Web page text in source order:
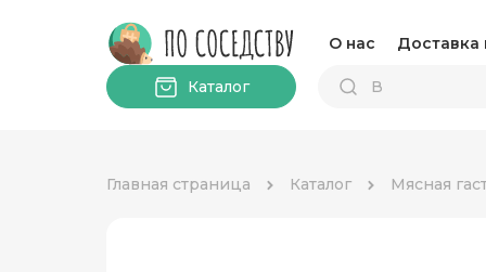
О нас Доставка
Каталог
Главная страница Каталог Мясная